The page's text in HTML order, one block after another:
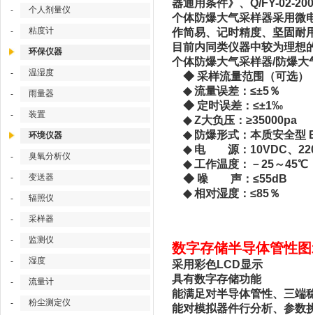
- 个人剂量仪
- 粘度计
环保仪器
- 温湿度
- 雨量器
- 装置
环境仪器
- 臭氧分析仪
- 变送器
- 辐照仪
- 采样器
- 监测仪
- 湿度
- 流量计
- 粉尘测定仪
器通用条件》、Q/FY-02-
个体防爆大气采样器采用微
作简易、记时精度、坚固耐
目前内同类仪器中较为理想
个体防爆大气采样器/防爆
◆ 采样流量范围（可选）
◆ 流量误差：≤±5％
◆ 定时误差：≤±1‰
◆ Z大负压：≥35000pa
◆ 防爆形式：本质安全型
◆ 电 源：10VDC、
◆ 工作温度：－25～45℃
◆ 噪 声：≤55dB
◆ 相对湿度：≤85％
数字存储半导体管性
采用彩色LCD显示
具有数字存储功能
能满足对半导体管性、三端
能对模拟器件行分析、参数